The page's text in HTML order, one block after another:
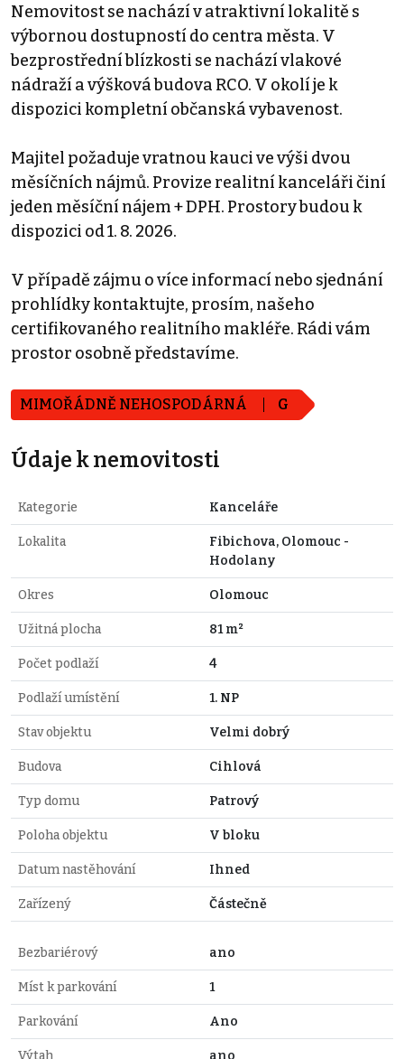
Nemovitost se nachází v atraktivní lokalitě s
výbornou dostupností do centra města. V
bezprostřední blízkosti se nachází vlakové
nádraží a výšková budova RCO. V okolí je k
dispozici kompletní občanská vybavenost.
Majitel požaduje vratnou kauci ve výši dvou
měsíčních nájmů. Provize realitní kanceláři činí
jeden měsíční nájem + DPH. Prostory budou k
dispozici od 1. 8. 2026.
V případě zájmu o více informací nebo sjednání
prohlídky kontaktujte, prosím, našeho
certifikovaného realitního makléře. Rádi vám
prostor osobně představíme.
MIMOŘÁDNĚ NEHOSPODÁRNÁ G
Údaje k nemovitosti
Kategorie Kanceláře
Lokalita
Fibichova, Olomouc -
Hodolany
Okres Olomouc
Užitná plocha 81 m²
Počet podlaží 4
Podlaží umístění 1. NP
Stav objektu Velmi dobrý
Budova Cihlová
Typ domu Patrový
Poloha objektu V bloku
Datum nastěhování Ihned
Zařízený Částečně
Bezbariérový ano
Míst k parkování 1
Parkování Ano
Výtah ano